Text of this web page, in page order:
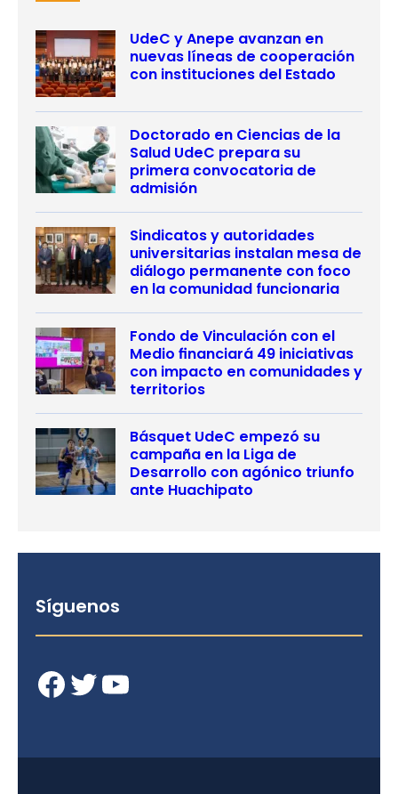
UdeC y Anepe avanzan en
nuevas líneas de cooperación
con instituciones del Estado
Doctorado en Ciencias de la
Salud UdeC prepara su
primera convocatoria de
admisión
Sindicatos y autoridades
universitarias instalan mesa de
diálogo permanente con foco
en la comunidad funcionaria
Fondo de Vinculación con el
Medio financiará 49 iniciativas
con impacto en comunidades y
territorios
Básquet UdeC empezó su
campaña en la Liga de
Desarrollo con agónico triunfo
ante Huachipato
Síguenos
Facebook Twitter YouTube